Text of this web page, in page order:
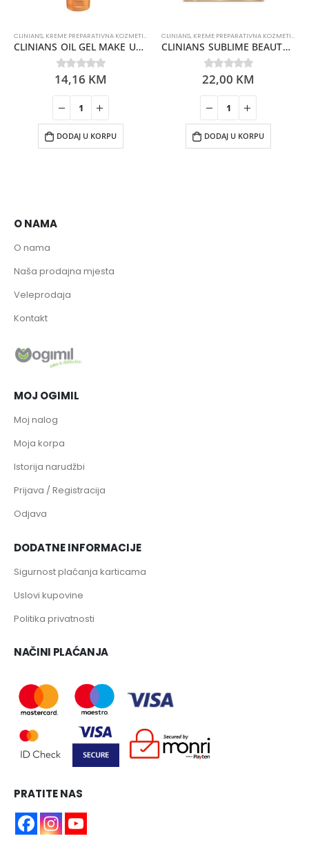
CLINIANS, KREME PREPARATIVNA KOZMETIKA
CLINIANS OIL GEL MAKE UP SA VITAMINOM C 125ML
0 out of 5
14,16 KM
DODAJ U KORPU
CLINIANS, KREME PREPARATIVNA KOZMETIKA
CLINIANS SUBLIME BEAUTY KREMA PROTIV BORA 50+
0out of 5
22,00 KM
DODAJ U KORPU
O NAMA
O nama
Naša prodajna mjesta
Veleprodaja
Kontakt
MOJ OGIMIL
Moj nalog
Moja korpa
Istorija narudžbi
Prijava / Registracija
Odjava
DODATNE INFORMACIJE
Sigurnost plaćanja karticama
Uslovi kupovine
Politika privatnosti
NAČINI PLAĆANJA
PRATITE NAS